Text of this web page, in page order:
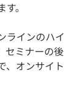
。
ラインのハイ
セミナーの後
、オンサイト